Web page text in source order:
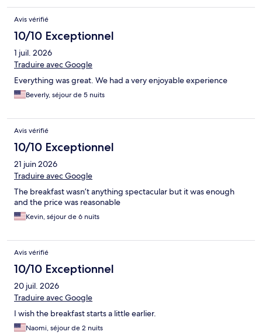
Avis vérifié
10/10 Exceptionnel
1 juil. 2026
Traduire avec Google
Everything was great. We had a very enjoyable experience
Beverly, séjour de 5 nuits
Avis vérifié
10/10 Exceptionnel
21 juin 2026
Traduire avec Google
The breakfast wasn’t anything spectacular but it was enough
and the price was reasonable
Kevin, séjour de 6 nuits
Avis vérifié
10/10 Exceptionnel
20 juil. 2026
Traduire avec Google
I wish the breakfast starts a little earlier.
Naomi, séjour de 2 nuits